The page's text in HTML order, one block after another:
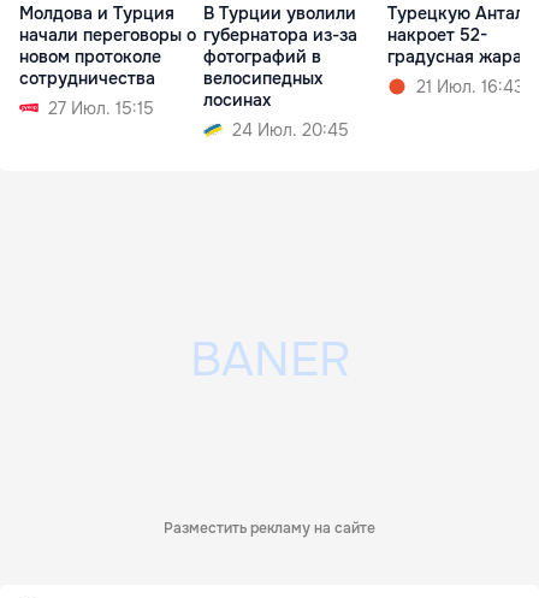
Молдова и Турция
начали переговоры о
новом протоколе
сотрудничества
27 Июл. 15:15
В Турции уволили
губернатора из-за
фотографий в
велосипедных
лосинах
24 Июл. 20:45
Турецкую
накроет 52-
градусная жара
21 Июл. 16:43
Разместить рекламу на сайте